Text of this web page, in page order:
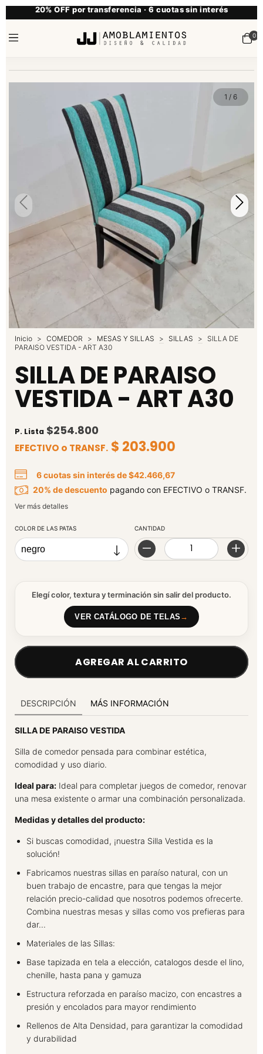
20% OFF por transferencia · 6 cuotas sin interés
0
1 / 6
Inicio > COMEDOR > MESAS Y SILLAS > SILLAS >
SILLA DE
PARAISO VESTIDA - ART A30
SILLA DE PARAISO
VESTIDA - ART A30
P. Lista $254.800
EFECTIVO o TRANSF. $ 203.900
6cuotas sin interés de$42.466,67
20% de descuento pagando con EFECTIVO o TRANSF.
Ver más detalles
COLOR DE LAS PATAS CANTIDAD
Elegí color, textura y terminación sin salir del producto.
VER CATÁLOGO DE TELAS →
DESCRIPCIÓN MÁS INFORMACIÓN
SILLA DE PARAISO VESTIDA
Silla de comedor pensada para combinar estética,
comodidad y uso diario.
Ideal para: Ideal para completar juegos de comedor, renovar
una mesa existente o armar una combinación personalizada.
Medidas y detalles del producto:
Si buscas comodidad, ¡nuestra Silla Vestida es la
solución!
Fabricamos nuestras sillas en paraíso natural, con un
buen trabajo de encastre, para que tengas la mejor
relación precio-calidad que nosotros podemos ofrecerte.
Combina nuestras mesas y sillas como vos prefieras para
dar...
Materiales de las Sillas:
Base tapizada en tela a elección, catalogos desde el lino,
chenille, hasta pana y gamuza
Estructura reforzada en paraíso macizo, con encastres a
presión y encolados para mayor rendimiento
Rellenos de Alta Densidad, para garantizar la comodidad
y durabilidad